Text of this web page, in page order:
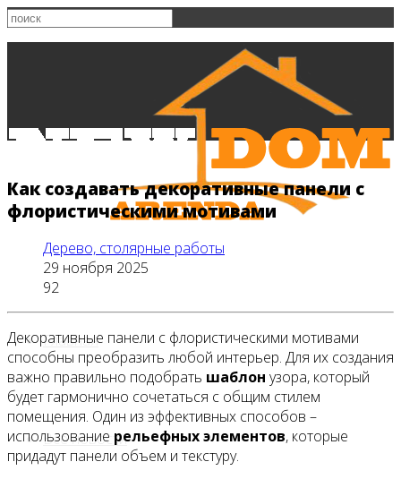
Главная
Все новости
Как создавать декоративные панели с
флористическими мотивами
Дерево, столярные работы
29 ноября 2025
92
Декоративные панели с флористическими мотивами
способны преобразить любой интерьер. Для их создания
важно правильно подобрать шаблон узора, который
будет гармонично сочетаться с общим стилем
помещения. Один из эффективных способов –
использование рельефных элементов, которые
придадут панели объем и текстуру.